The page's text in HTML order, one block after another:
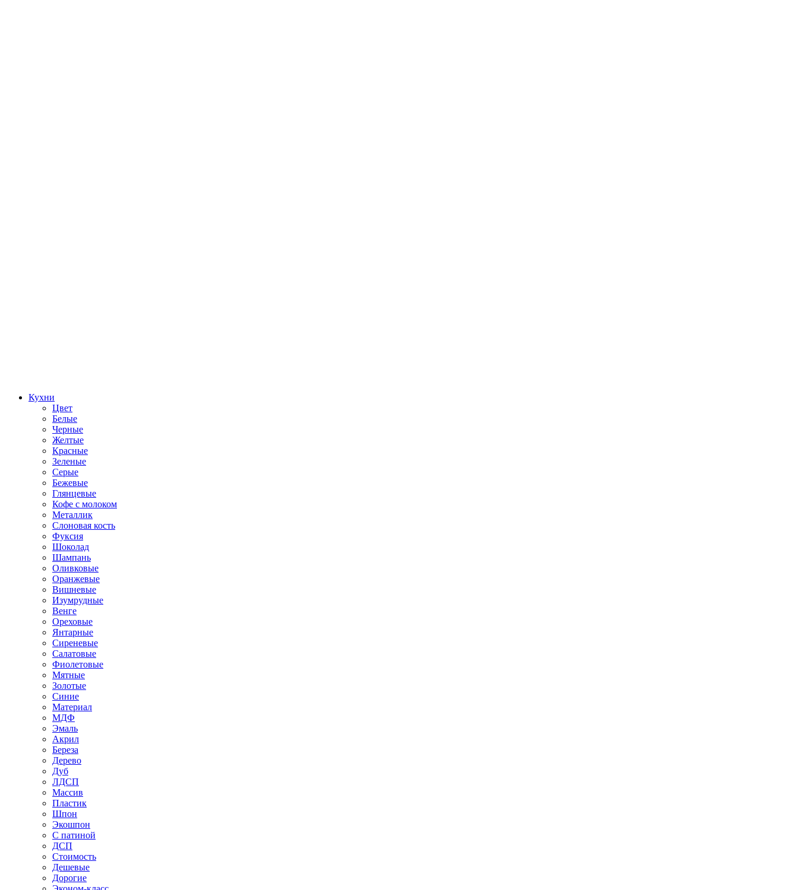
Кухни
Цвет
Белые
Черные
Желтые
Красные
Зеленые
Серые
Бежевые
Глянцевые
Кофе с молоком
Металлик
Слоновая кость
Фуксия
Шоколад
Шампань
Оливковые
Оранжевые
Вишневые
Изумрудные
Венге
Ореховые
Янтарные
Сиреневые
Салатовые
Фиолетовые
Мятные
Золотые
Синие
Материал
МДФ
Эмаль
Акрил
Береза
Дерево
Дуб
ЛДСП
Массив
Пластик
Шпон
Экошпон
С патиной
ДСП
Стоимость
Дешевые
Дорогие